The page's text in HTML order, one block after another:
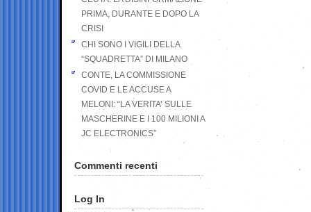
PRIMA, DURANTE E DOPO LA
CRISI
CHI SONO I VIGILI DELLA
“SQUADRETTA” DI MILANO
CONTE, LA COMMISSIONE
COVID E LE ACCUSE A
MELONI: “LA VERITA’ SULLE
MASCHERINE E I 100 MILIONI A
JC ELECTRONICS”
Commenti recenti
Log In